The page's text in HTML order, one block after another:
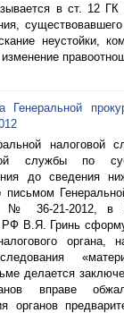
в ст. 12 ГК
неустойки,
Генеральной
налоговой
службы по
до сведения
письмом
36-21-2012, в
РФ В.Я. Гринь
органа,
делается
вправе
органов